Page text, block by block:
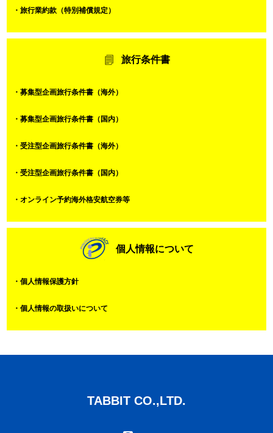
・旅行業約款（特別補償規定）
旅行条件書
・募集型企画旅行条件書（海外）
・募集型企画旅行条件書（国内）
・受注型企画旅行条件書（海外）
・受注型企画旅行条件書（国内）
・オンライン予約海外格安航空券等
個人情報について
・個人情報保護方針
・個人情報の取扱いについて
TABBIT CO.,LTD.